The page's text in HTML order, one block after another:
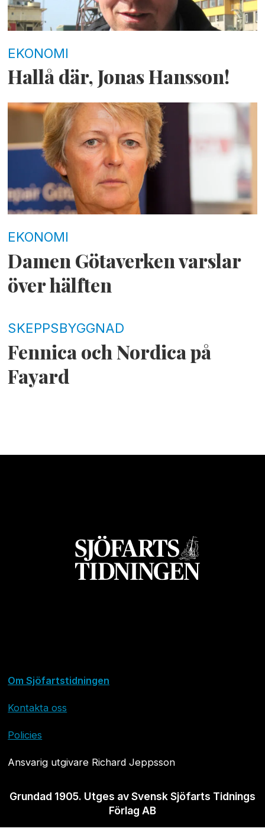
EKONOMI
Hallå där, Jonas Hansson!
EKONOMI
Damen Götaverken varslar
över hälften
SKEPPSBYGGNAD
Fennica och Nordica på
Fayard
Om Sjöfartstidningen
Kontakta oss
Policies
Ansvarig utgivare Richard Jeppsson
Grundad 1905. Utges av Svensk Sjöfarts Tidnings
Förlag AB